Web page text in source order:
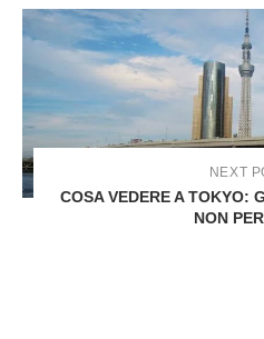
NEXT
COSA VEDERE A TOKYO:
NON